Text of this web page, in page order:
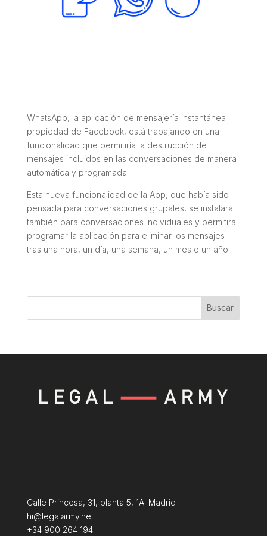
WhatsApp, la aplicación de mensajería instantánea
propiedad de Facebook, está trabajando en una
funcionalidad que permitiría la destrucción de
mensajes incluidos en las conversaciones de manera
automática y programada.
Esta nueva funcionalidad de la App, que había sido
pensada para conversaciones grupales, se instalará
también para conversaciones individuales y permitirá
programar la aplicación para eliminar los mensajes
tras una hora, un día, una semana, un mes o un año.
Buscar
Calle Princesa, 31, planta 5, 1A. Madrid
hi@legalarmy.net
+34 900 264 194